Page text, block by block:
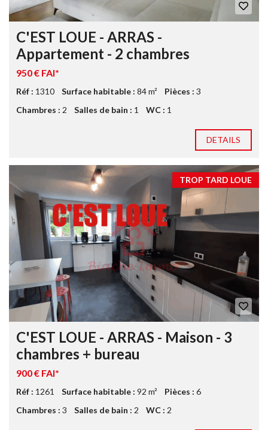
C'EST LOUE - ARRAS -
Appartement - 2 chambres
950 € FAI*
Réf : 1310 Surface habitable : 84 m² Pièces : 3
Chambres : 2 Salles de bain : 1 WC : 1
DETAILS
TROP TARD LOUE
C'EST LOUE - ARRAS - Maison - 3
chambres + bureau
900 € FAI*
Réf : 1261 Surface habitable : 92 m² Pièces : 6
Chambres : 3 Salles de bain : 2 WC : 2